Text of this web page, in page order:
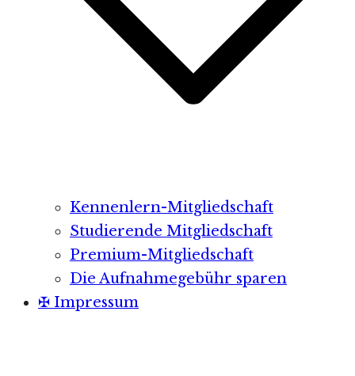
Kennenlern-Mitgliedschaft
Studierende Mitgliedschaft
Premium-Mitgliedschaft
Die Aufnahmegebühr sparen
✠ Impressum